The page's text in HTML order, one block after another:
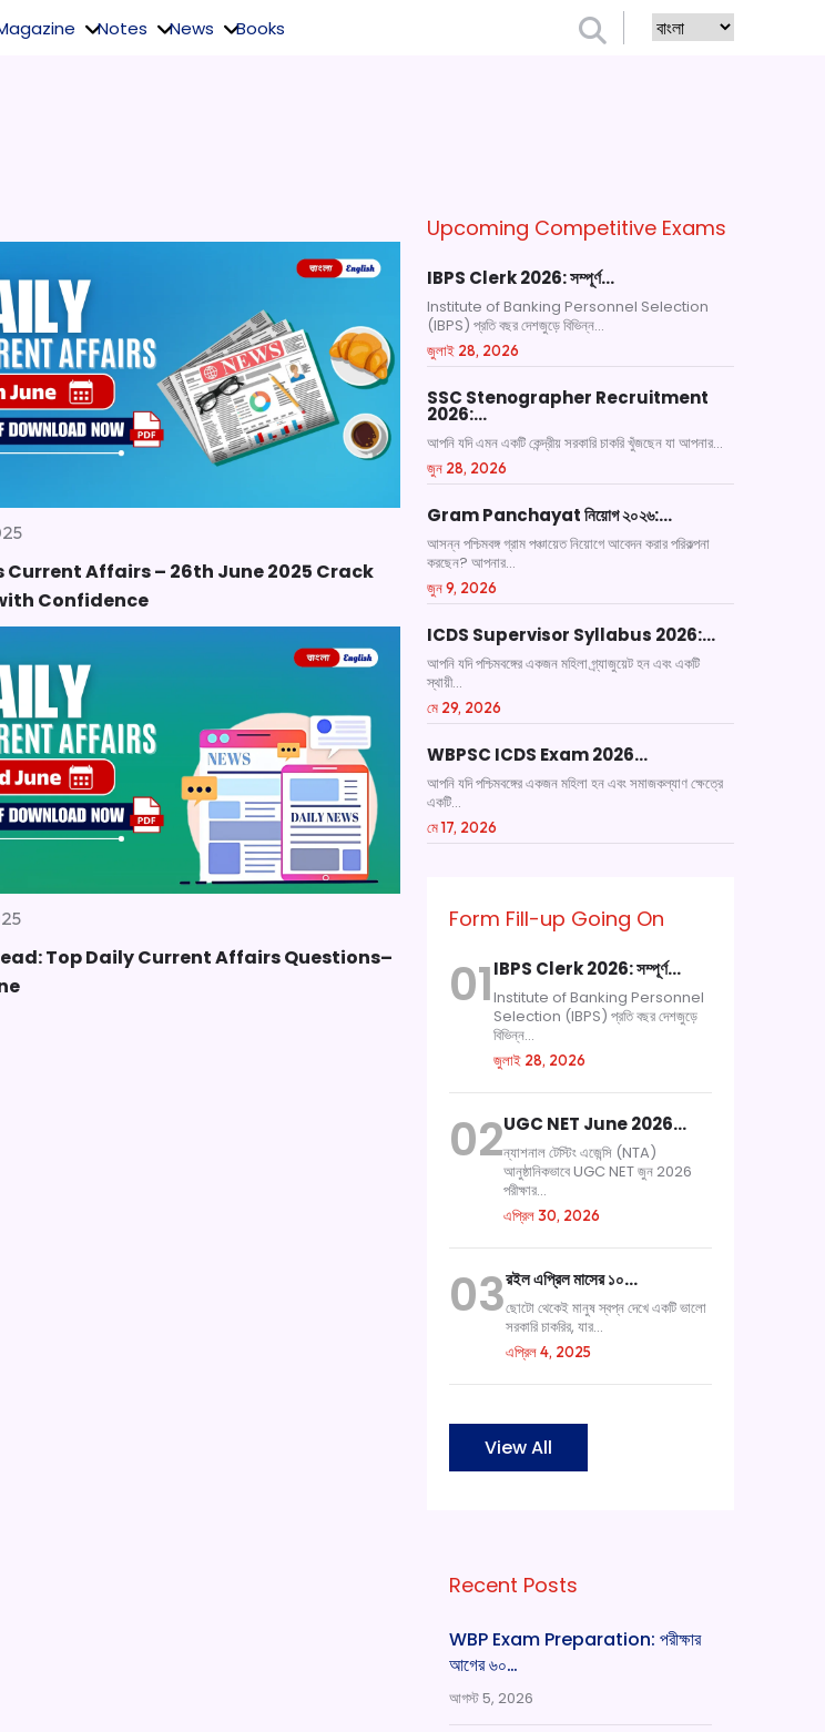
Notes News Books
Current Affairs – 26th June 2025 Crack
Confidence
Top Daily Current Affairs Questions–
Upcoming Competitive Exams
IBPS Clerk 2026: সম্পূর্ণ…
Institute of Banking Personnel Selection
(IBPS) প্রতি বছর দেশজুড়ে বিভিন্ন...
জুলাই 28, 2026
SSC Stenographer Recruitment
2026:…
আপনি যদি এমন একটি কেন্দ্রীয় সরকারি চাকরি খুঁজছেন যা আপনার...
জুন 28, 2026
Gram Panchayat নিয়োগ ২০২৬:…
আসন্ন পশ্চিমবঙ্গ গ্রাম পঞ্চায়েত নিয়োগে আবেদন করার পরিকল্পনা
করছেন? আপনার...
জুন 9, 2026
ICDS Supervisor Syllabus 2026:…
আপনি যদি পশ্চিমবঙ্গের একজন মহিলা গ্র্যাজুয়েট হন এবং একটি
স্থায়ী...
মে 29, 2026
WBPSC ICDS Exam 2026…
আপনি যদি পশ্চিমবঙ্গের একজন মহিলা হন এবং সমাজকল্যাণ ক্ষেত্রে
একটি...
মে 17, 2026
Form Fill-up Going On
01IBPS Clerk 2026: সম্পূর্ণ…
Institute of Banking Personnel
Selection (IBPS) প্রতি বছর দেশজুড়ে
বিভিন্ন...
জুলাই 28, 2026
02UGC NET June 2026…
ন্যাশনাল টেস্টিং এজেন্সি (NTA)
আনুষ্ঠানিকভাবে UGC NET জুন 2026
পরীক্ষার...
এপ্রিল 30, 2026
03রইল এপ্রিল মাসের ১০…
ছোটো থেকেই মানুষ স্বপ্ন দেখে একটি ভালো
সরকারি চাকরির, যার...
এপ্রিল 4, 2025
View All
Recent Posts
WBP Exam Preparation: পরীক্ষার
আগের ৬০…
আগস্ট 5, 2026